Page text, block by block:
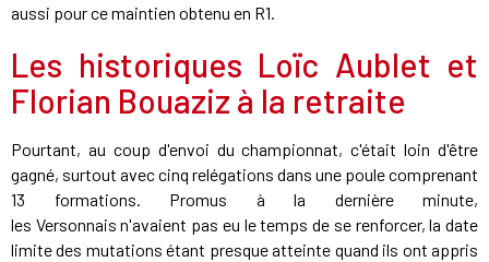
aussi pour ce maintien obtenu en R1.
Les historiques Loïc Aublet et
Florian Bouaziz à la retraite
Pourtant, au coup d'envoi du championnat, c'était loin d'être
gagné, surtout avec cinq relégations dans une poule comprenant
13 formations. Promus à la dernière minute,
les Versonnais n'avaient pas eu le temps de se renforcer, la date
limite des mutations étant presque atteinte quand ils ont appris